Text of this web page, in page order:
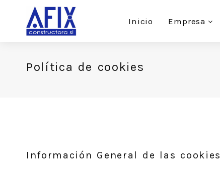
Inicio Empresa
Política de cookies
Información General de las cookies